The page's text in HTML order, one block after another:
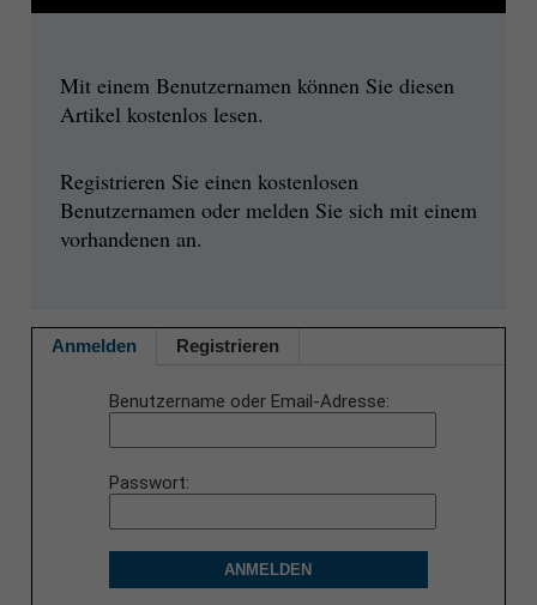
Mit einem Benutzernamen können Sie diesen
Artikel kostenlos lesen.
Registrieren Sie einen kostenlosen
Benutzernamen oder melden Sie sich mit einem
vorhandenen an.
Anmelden Registrieren
Benutzername oder Email-Adresse
Passwort
ANMELDEN